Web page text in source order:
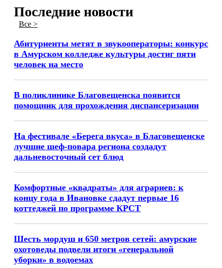
Последние новости
Все >
Абитуриенты метят в звукооператоры: конкурс
в Амурском колледже культуры достиг пяти
человек на место
В поликлинике Благовещенска появится
помощник для прохождения диспансеризации
На фестивале «Берега вкуса» в Благовещенске
лучшие шеф-повара региона создадут
дальневосточный сет блюд
Комфортные «квадраты» для аграриев: к
концу года в Ивановке сдадут первые 16
коттеджей по программе КРСТ
Шесть мордуш и 650 метров сетей: амурские
охотоведы подвели итоги «генеральной
уборки» в водоемах